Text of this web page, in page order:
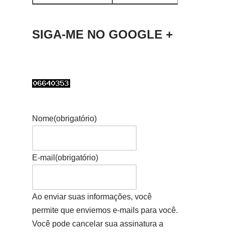
SIGA-ME NO GOOGLE +
Nome(obrigatório)
E-mail (obrigatório)
Ao enviar suas informações, você
permite que enviemos e-mails para você.
Você pode cancelar sua assinatura a